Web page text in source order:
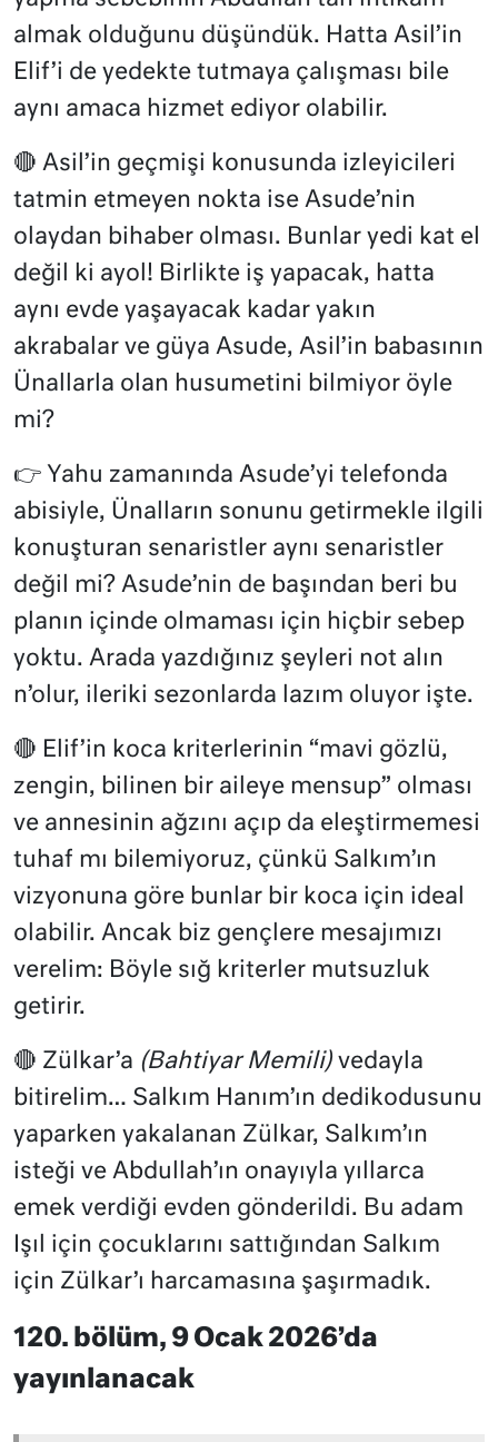
almak olduğunu düşündük. Hatta Asil’in
Elif’i de yedekte tutmaya çalışması bile
aynı amaca hizmet ediyor olabilir.
🔴 Asil’in geçmişi konusunda izleyicileri
tatmin etmeyen nokta ise Asude’nin
olaydan bihaber olması. Bunlar yedi kat el
değil ki ayol! Birlikte iş yapacak, hatta
aynı evde yaşayacak kadar yakın
akrabalar ve güya Asude, Asil’in babasının
Ünallarla olan husumetini bilmiyor öyle
mi?
👉 Yahu zamanında Asude’yi telefonda
abisiyle, Ünalların sonunu getirmekle ilgili
konuşturan senaristler aynı senaristler
değil mi? Asude’nin de başından beri bu
planın içinde olmaması için hiçbir sebep
yoktu. Arada yazdığınız şeyleri not alın
n’olur, ileriki sezonlarda lazım oluyor işte.
🔴 Elif’in koca kriterlerinin “mavi gözlü,
zengin, bilinen bir aileye mensup” olması
ve annesinin ağzını açıp da eleştirmemesi
tuhaf mı bilemiyoruz, çünkü Salkım’ın
vizyonuna göre bunlar bir koca için ideal
olabilir. Ancak biz gençlere mesajımızı
verelim: Böyle sığ kriterler mutsuzluk
getirir.
🔴 Zülkar’a (Bahtiyar Memili) vedayla
bitirelim… Salkım Hanım’ın dedikodusunu
yaparken yakalanan Zülkar, Salkım’ın
isteği ve Abdullah’ın onayıyla yıllarca
emek verdiği evden gönderildi. Bu adam
Işıl için çocuklarını sattığından Salkım
için Zülkar’ı harcamasına şaşırmadık.
120. bölüm, 9 Ocak 2026’da
yayınlanacak